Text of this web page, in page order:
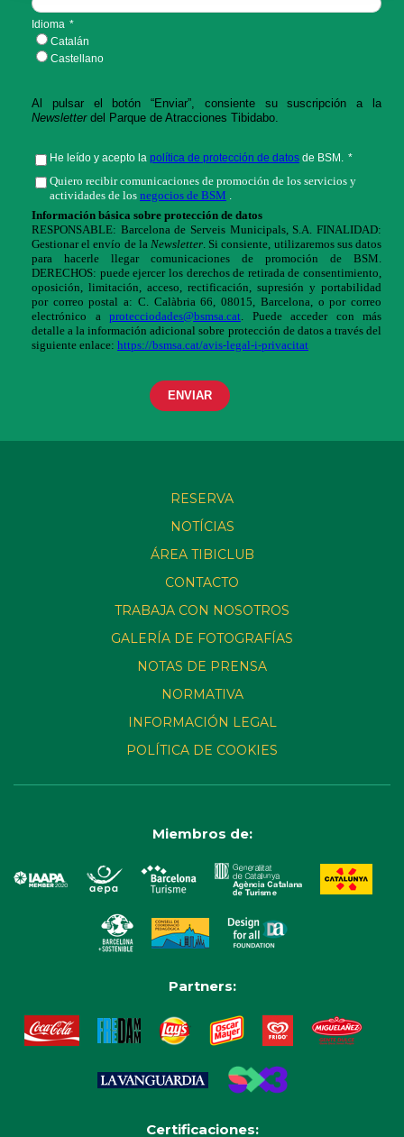
RESERVA
NOTÍCIAS
ÁREA TIBICLUB
CONTACTO
TRABAJA CON NOSOTROS
GALERÍA DE FOTOGRAFÍAS
NOTAS DE PRENSA
NORMATIVA
INFORMACIÓN LEGAL
POLÍTICA DE COOKIES
Miembros de:
Partners:
Certificaciones: